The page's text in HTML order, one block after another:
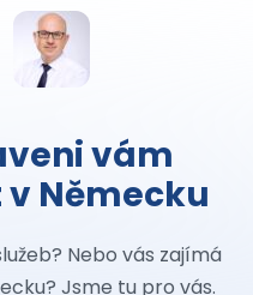
vám
Německu
Nebo vás zajímá
Jsme tu pro vás.